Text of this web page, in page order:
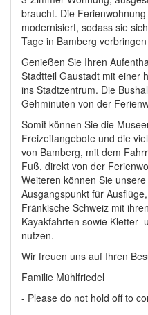
braucht. Die
modernisiert, sodass sie
Tage in Bamberg
Genießen Sie Ihren
Stadtteil Gaustadt mit einer
ins Stadtzentrum. Die
Gehminuten von der
Somit können Sie die
Freizeitangebote und die
von Bamberg, mit dem
Fuß, direkt von der
Weiteren können Sie
Ausgangspunkt für
Fränkische Schweiz mit
Kayakfahrten sowie Kletter-
nutzen.
Wir freuen uns auf Ihren
Familie Mühlfriedel
- Please do not hold off to